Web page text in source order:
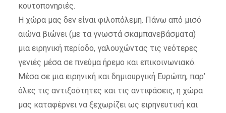
κουτοπονηριές.
Η χώρα μας δεν είναι φιλοπόλεμη. Πάνω από μισό
αιώνα βιώνει (με τα γνωστά σκαμπανεβάσματα)
μια ειρηνική περίοδο, γαλουχώντας τις νεότερες
γενιές μέσα σε πνεύμα ήρεμο και επικοινωνιακό.
Μέσα σε μια ειρηνική και δημιουργική Ευρώπη, παρ’
όλες τις αντιξοότητες και τις αντιφάσεις, η χώρα
μας καταφέρνει να ξεχωρίζει ως ειρηνευτική και